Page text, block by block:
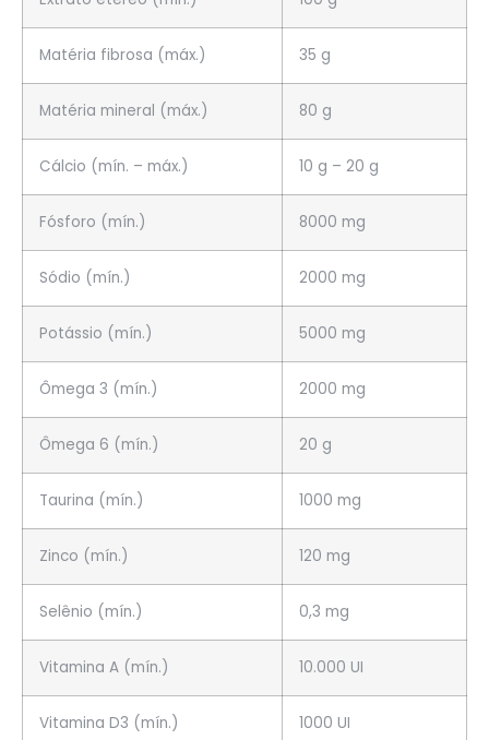
Matéria fibrosa (máx.) 35 g
Matéria mineral (máx.) 80 g
Cálcio (mín. – máx.) 10 g – 20 g
Fósforo (mín.) 8000 mg
Sódio (mín.) 2000 mg
Potássio (mín.) 5000 mg
Ômega 3 (mín.) 2000 mg
Ômega 6 (mín.) 20 g
Taurina (mín.) 1000 mg
Zinco (mín.) 120 mg
Selênio (mín.) 0,3 mg
Vitamina A (mín.) 10.000 UI
Vitamina D3 (mín.) 1000 UI